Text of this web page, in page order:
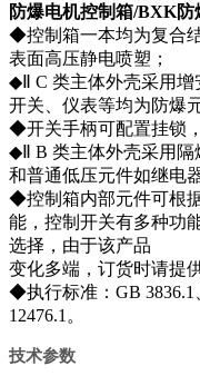
防爆电机控制箱/BXK
◆控制箱一本均为复合
表面高压静电喷塑；
◆Ⅱ C 类主体外壳采用增
开关、仪表等均为防爆
◆开关手柄可配置挂锁
◆Ⅱ B 类主体外壳采用
和普通低压元件如继电
◆控制箱内部元件可根
能，控制开关有多种功
选择，由于该产品
变化多端，订货时请提
◆执行标准：GB 3836.1
12476.1。
技术参数